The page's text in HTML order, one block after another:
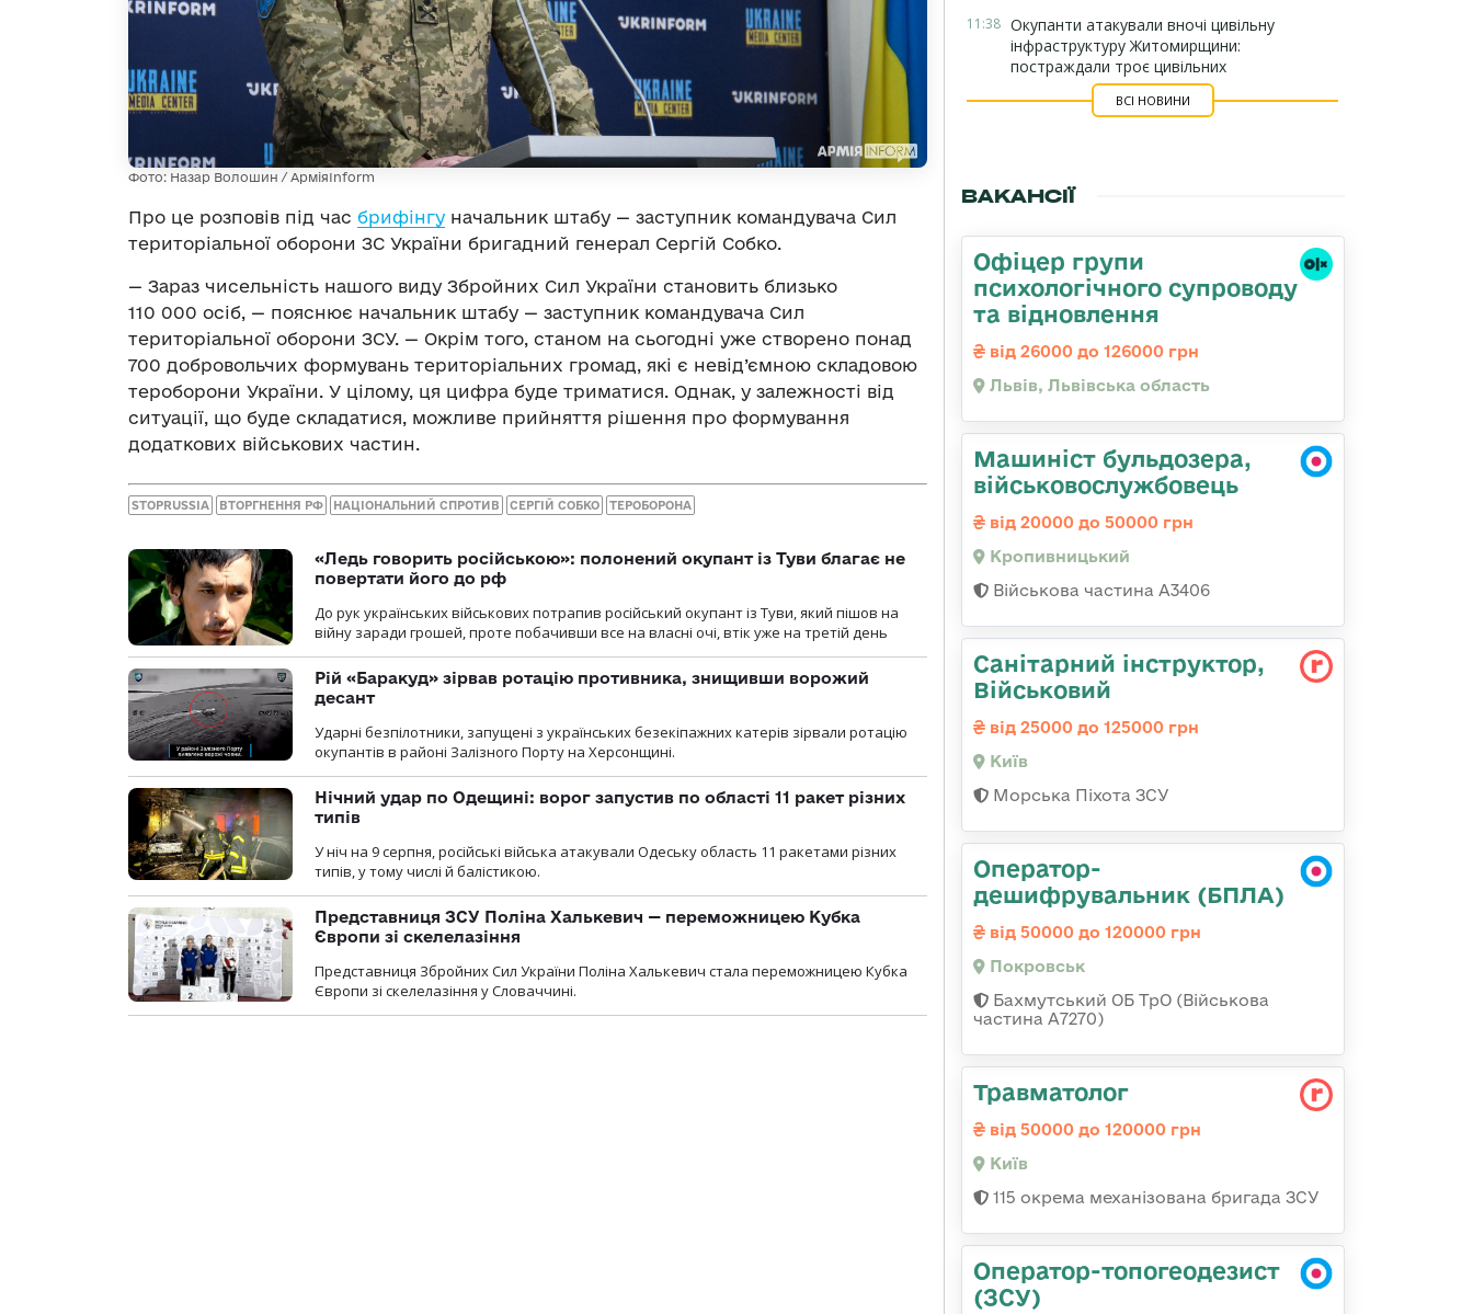
Фото: Назар Волошин / АрміяInform
Про це розповів під час брифінгу начальник штабу — заступник командувача Сил
територіальної оборони ЗС України бригадний генерал Сергій Собко.
— Зараз чисельність нашого виду Збройних Сил України становить близько
110 000 осіб, — пояснює начальник штабу — заступник командувача Сил
територіальної оборони ЗСУ. — Окрім того, станом на сьогодні уже створено понад
700 добровольчих формувань територіальних громад, які є невід’ємною складовою
тероборони України. У цілому, ця цифра буде триматися. Однак, у залежності від
ситуації, що буде складатися, можливе прийняття рішення про формування
додаткових військових частин.
STOPRUSSIA ВТОРГНЕННЯ РФ НАЦІОНАЛЬНИЙ СПРОТИВ СЕРГІЙ СОБКО ТЕРОБОРОНА
«Ледь говорить російською»: полонений окупант із Туви благає не
повертати його до рф
До рук українських військових потрапив російський окупант із Туви, який пішов на
війну заради грошей, проте побачивши все на власні очі, втік уже на третій день
Рій «Баракуд» зірвав ротацію противника, знищивши ворожий
десант
Ударні безпілотники, запущені з українських безекіпажних катерів зірвали ротацію
окупантів в районі Залізного Порту на Херсонщині.
Нічний удар по Одещині: ворог запустив по області 11 ракет різних
типів
У ніч на 9 серпня, російські війська атакували Одеську область 11 ракетами різних
типів, у тому числі й балістикою.
Представниця ЗСУ Поліна Халькевич — переможницею Кубка
Європи зі скелелазіння
Представниця Збройних Сил України Поліна Халькевич стала переможницею Кубка
Європи зі скелелазіння у Словаччині.
11:38 Окупанти атакували вночі цивільну
інфраструктуру Житомирщини:
постраждали троє цивільних
ВСІ НОВИНИ
ВАКАНСІЇ
Офіцер групи
психологічного супроводу
та відновлення
від 26000 до 126000 грн
Львів, Львівська область
Машиніст бульдозера,
військовослужбовець
від 20000 до 50000 грн
Кропивницький
Військова частина А3406
Санітарний інструктор,
Військовий
від 25000 до 125000 грн
Київ
Морська Піхота ЗСУ
Оператор-
дешифрувальник (БПЛА)
від 50000 до 120000 грн
Покровськ
Бахмутський ОБ ТрО (Військова
частина А7270)
Травматолог
від 50000 до 120000 грн
Київ
115 окрема механізована бригада ЗСУ
Оператор-топогеодезист
(ЗСУ)